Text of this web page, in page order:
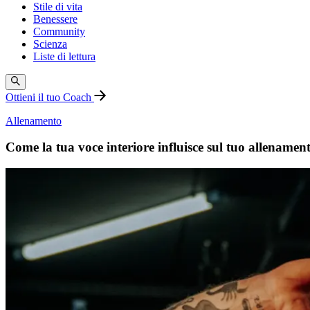
Stile di vita
Benessere
Community
Scienza
Liste di lettura
Ottieni il tuo Coach
Allenamento
Come la tua voce interiore influisce sul tuo